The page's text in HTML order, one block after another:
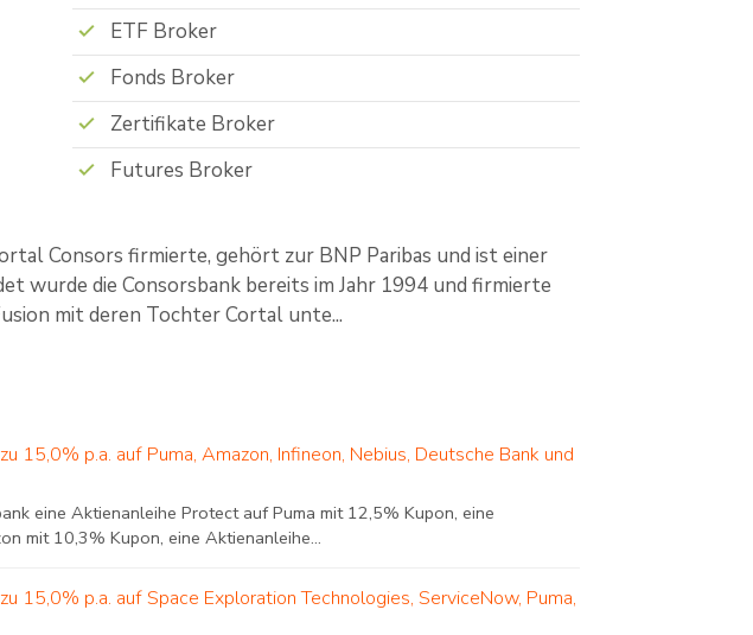
ETF Broker
Fonds Broker
Zertifikate Broker
Futures Broker
Consors firmierte, gehört zur BNP Paribas und ist einer
wurde die Consorsbank bereits im Jahr 1994 und firmierte
mit deren Tochter Cortal unte...
15,0% p.a. auf Puma, Amazon, Infineon, Nebius, Deutsche Bank und
eine Aktienanleihe Protect auf Puma mit 12,5% Kupon, eine
mit 10,3% Kupon, eine Aktienanleihe...
15,0% p.a. auf Space Exploration Technologies, ServiceNow, Puma,